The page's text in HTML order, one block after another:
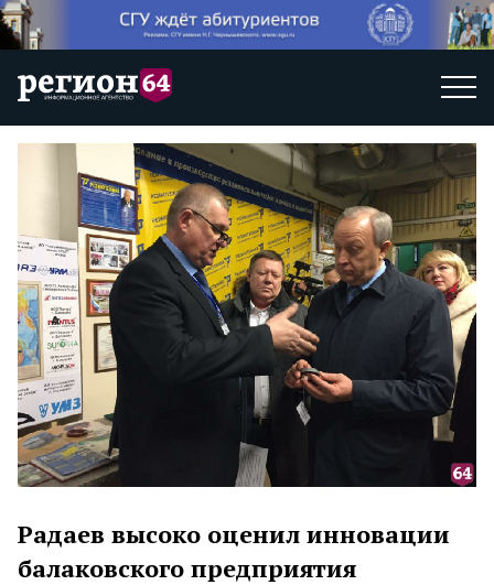
Радаев высоко оценил инновации
балаковского предприятия